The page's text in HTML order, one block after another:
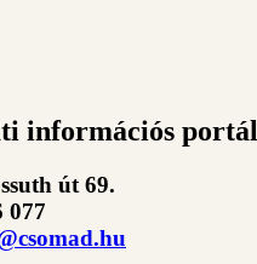
információs portál
út 69.
077